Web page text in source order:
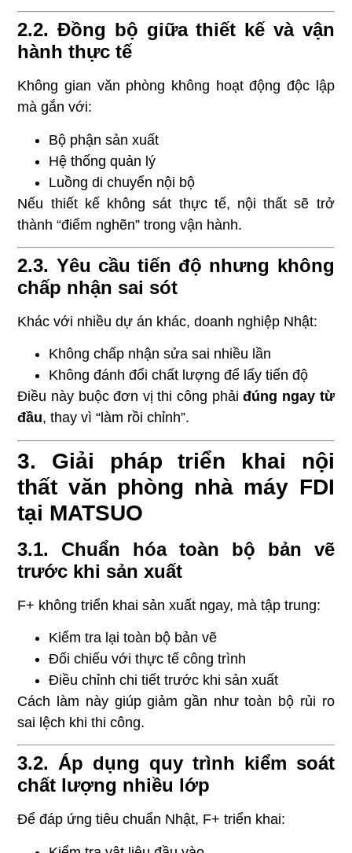
2.2. Đồng bộ giữa thiết kế và vận
hành thực tế
Không gian văn phòng không hoạt động độc lập
mà gắn với:
Bộ phận sản xuất
Hệ thống quản lý
Luồng di chuyển nội bộ
Nếu thiết kế không sát thực tế, nội thất sẽ trở
thành “điểm nghẽn” trong vận hành.
2.3. Yêu cầu tiến độ nhưng không
chấp nhận sai sót
Khác với nhiều dự án khác, doanh nghiệp Nhật:
Không chấp nhận sửa sai nhiều lần
Không đánh đổi chất lượng để lấy tiến độ
Điều này buộc đơn vị thi công phảiđúng ngay từ
đầu, thay vì “làm rồi chỉnh”.
3. Giải pháp triển khai nội
thất văn phòng nhà máy FDI
tại MATSUO
3.1. Chuẩn hóa toàn bộ bản vẽ
trước khi sản xuất
F+ không triển khai sản xuất ngay, mà tập trung:
Kiểm tra lại toàn bộ bản vẽ
Đối chiếu với thực tế công trình
Điều chỉnh chi tiết trước khi sản xuất
Cách làm này giúp giảm gần như toàn bộ rủi ro
sai lệch khi thi công.
3.2. Áp dụng quy trình kiểm soát
chất lượng nhiều lớp
Để đáp ứng tiêu chuẩn Nhật, F+ triển khai: